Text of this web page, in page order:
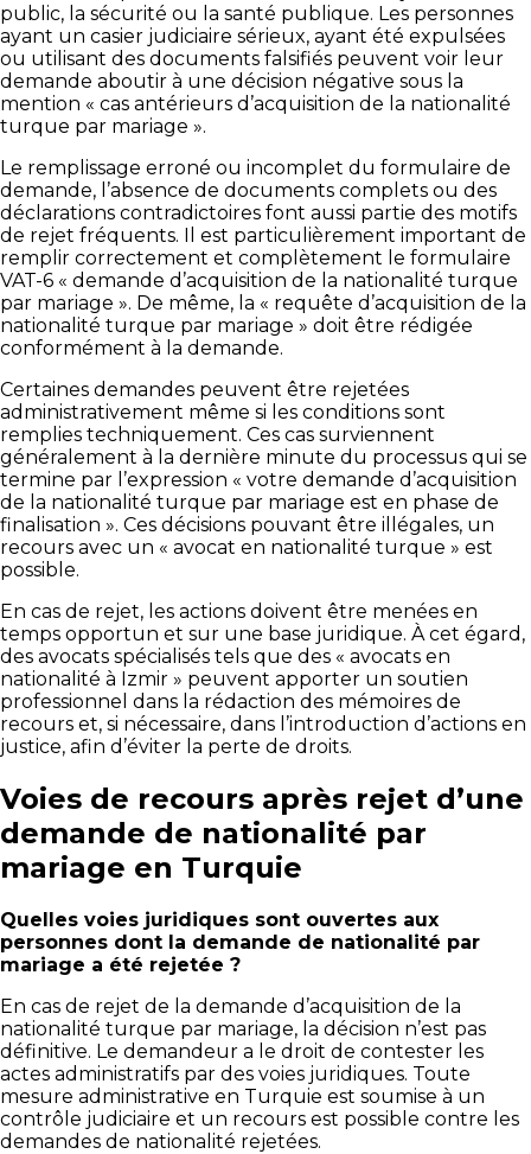
public, la sécurité ou la santé publique. Les personnes
ayant un casier judiciaire sérieux, ayant été expulsées
ou utilisant des documents falsifiés peuvent voir leur
demande aboutir à une décision négative sous la
mention « cas antérieurs d’acquisition de la nationalité
turque par mariage ».
Le remplissage erroné ou incomplet du formulaire de
demande, l’absence de documents complets ou des
déclarations contradictoires font aussi partie des motifs
de rejet fréquents. Il est particulièrement important de
remplir correctement et complètement le formulaire
VAT-6 « demande d’acquisition de la nationalité turque
par mariage ». De même, la « requête d’acquisition de la
nationalité turque par mariage » doit être rédigée
conformément à la demande.
Certaines demandes peuvent être rejetées
administrativement même si les conditions sont
remplies techniquement. Ces cas surviennent
généralement à la dernière minute du processus qui se
termine par l’expression « votre demande d’acquisition
de la nationalité turque par mariage est en phase de
finalisation ». Ces décisions pouvant être illégales, un
recours avec un « avocat en nationalité turque » est
possible.
En cas de rejet, les actions doivent être menées en
temps opportun et sur une base juridique. À cet égard,
des avocats spécialisés tels que des « avocats en
nationalité à Izmir » peuvent apporter un soutien
professionnel dans la rédaction des mémoires de
recours et, si nécessaire, dans l’introduction d’actions en
justice, afin d’éviter la perte de droits.
Voies de recours après rejet d’une
demande de nationalité par
mariage en Turquie
Quelles voies juridiques sont ouvertes aux
personnes dont la demande de nationalité par
mariage a été rejetée ?
En cas de rejet de la demande d’acquisition de la
nationalité turque par mariage, la décision n’est pas
définitive. Le demandeur a le droit de contester les
actes administratifs par des voies juridiques. Toute
mesure administrative en Turquie est soumise à un
contrôle judiciaire et un recours est possible contre les
demandes de nationalité rejetées.